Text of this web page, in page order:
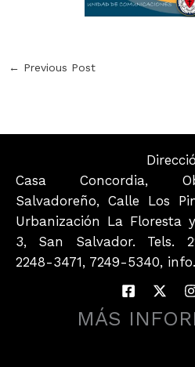
← Previous Post
Casa Concordia,
Salvadoreño, Calle Los
Urbanización La Floresta
3, San Salvador. Tels.
2248-3471, 7249-5340,
MÁS